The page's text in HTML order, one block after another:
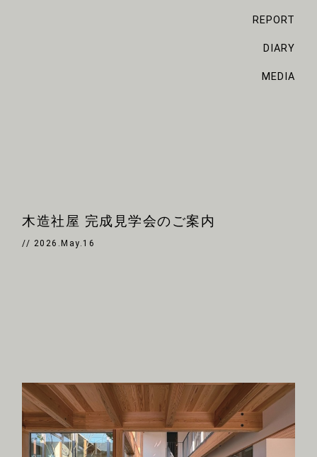
REPORT
DIARY
MEDIA
木造社屋 完成見学会のご案内
// 2026.May.16